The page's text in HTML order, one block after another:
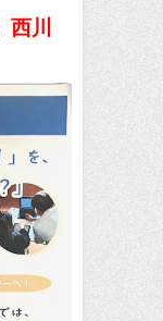
川